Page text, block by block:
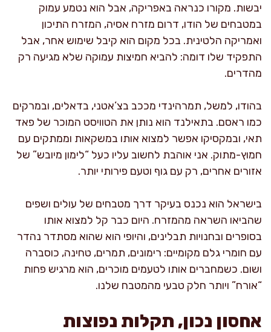
יבשות. מקורו כנראה באפריקה, אבל הוא נטמע עמוק
במטבחים של הודו, דרום מזרח אסיה, המזרח התיכון
ואמריקה הלטינית. בכל מקום הוא קיבל שימוש אחר, אבל
התפקיד שלו דומה: להביא חמיצות עמוקה שלא מגיעה רק
מהדרים.
בהודו, למשל, תמרהינדי מככב בצ’אטני, בדאלים, ובמרקים
כמו ראסם. בתאילנד הוא נותן את הטוויסט המוכר של פאד
תאי, ובמקסיקו אפשר למצוא אותו במשקאות וממתקים עם
חמוץ-מתוק. אני אוהבת לחשוב עליו כעל “לימון מיובש” של
אזורים אחרים, רק עם גוף וטעם פירותי יותר.
בישראל הוא נכנס בעיקר דרך מטבחים של עולים ושפים
שהביאו השראה מהמזרח. היום כבר קל למצוא אותו
בסופרים ובחנויות תבלינים, והיופי הוא שהוא מסתדר נהדר
עם חומרי גלם מקומיים: רימונים, תמרים, טחינה, כוסברה
ושום. כשמחברים אותו לטעמים מוכרים, הוא מרגיש פחות
“אורח” ויותר חלק טבעי מהמטבח שלנו.
אחסון נכון, תקלות נפוצות